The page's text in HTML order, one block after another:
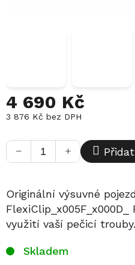
4 690 Kč
3 876 Kč bez DPH
cena:
+
−
Originální výsuvné
využití vaší pečicí trouby.
Skladem